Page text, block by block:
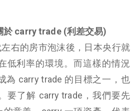
於 carry trade (利差交易)
右的房市泡沫後，日本央行就
低利率的環境。而這樣的情況
為 carry trade 的目標之一，也
要了解 carry trade，我們要先